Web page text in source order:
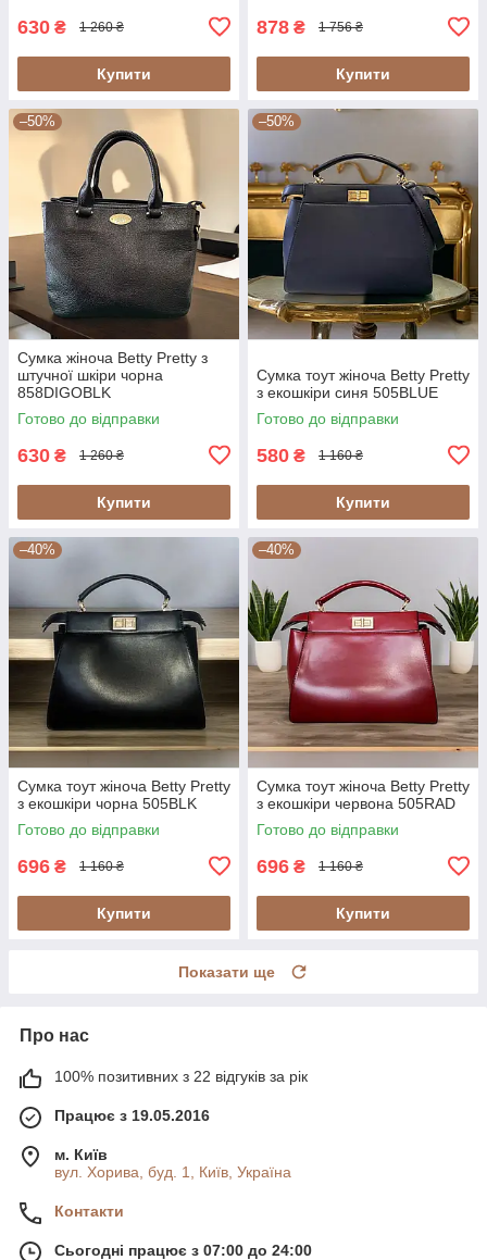
630 ₴ 1 260 ₴
Купити
878 ₴ 1 756 ₴
Купити
–50%
Сумка жіноча Betty Pretty з
штучної шкіри чорна
858DIGOBLK
Готово до відправки
630 ₴ 1 260 ₴
Купити
–50%
Сумка тоут жіноча Betty Pretty
з екошкіри синя 505BLUE
Готово до відправки
580 ₴ 1 160 ₴
Купити
–40%
Сумка тоут жіноча Betty Pretty
з екошкіри чорна 505BLK
Готово до відправки
696 ₴ 1 160 ₴
Купити
–40%
Сумка тоут жіноча Betty Pretty
з екошкіри червона 505RAD
Готово до відправки
696 ₴ 1 160 ₴
Купити
Показати ще
Про нас
100% позитивних з 22 відгуків за рік
Працює з 19.05.2016
м. Київ
вул. Хорива, буд. 1, Київ, Україна
Контакти
Сьогодні працює з 07:00 до 24:00